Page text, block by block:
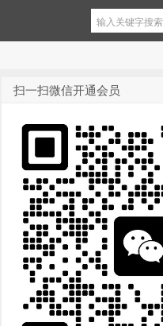
扫一扫微信开通会员